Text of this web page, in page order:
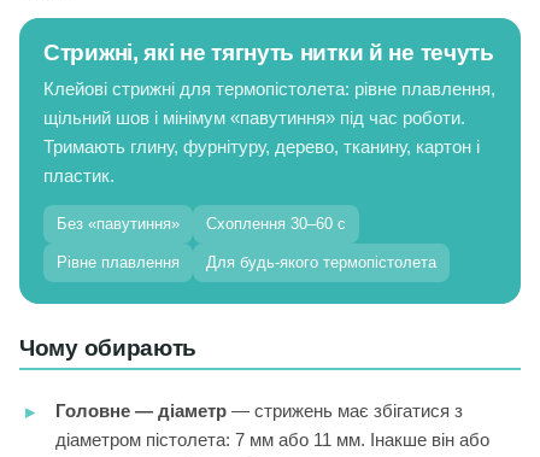
Стрижні, які не тягнуть нитки й не течуть
Клейові стрижні для термопістолета: рівне плавлення,
щільний шов і мінімум «павутиння» під час роботи.
Тримають глину, фурнітуру, дерево, тканину, картон і
пластик.
Без «павутиння» Схоплення 30–60 с
Рівне плавлення Для будь-якого термопістолета
Чому обирають
Головне — діаметр — стрижень має збігатися з
діаметром пістолета: 7 мм або 11 мм. Інакше він або